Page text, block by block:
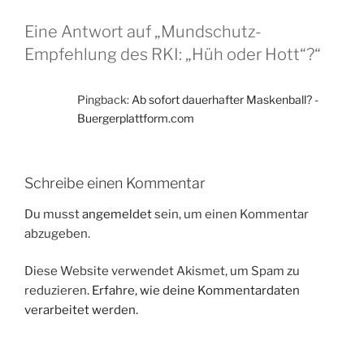
Eine Antwort auf „Mundschutz-
Empfehlung des RKI: „Hüh oder Hott“?“
Pingback: Ab sofort dauerhafter Maskenball? -
Buergerplattform.com
Schreibe einen Kommentar
Du musstangemeldetsein, um einen Kommentar
abzugeben.
Diese Website verwendet Akismet, um Spam zu
reduzieren. Erfahre, wie deine Kommentardaten
verarbeitet werden.